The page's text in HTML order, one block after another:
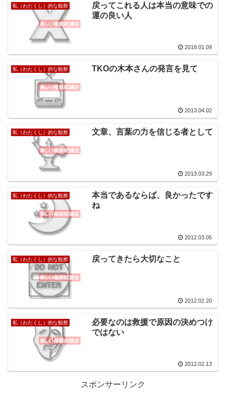
私（わたくし）的な観察
戻ってこれる人は本当の意味での
運の良い人
2018.01.09
私（わたくし）的な観察 TKOの木本さんの発言を見て
2013.04.02
私（わたくし）的な観察 文章、言葉の力を信じる者として
2013.03.29
私（わたくし）的な観察
本当であるならば、良かったです
ね
2012.03.05
私（わたくし）的な観察 戻ってきたら大切なこと
2012.02.20
私（わたくし）的な観察
必要なのは救援で原因の決めつけ
ではない
2012.02.13
スポンサーリンク